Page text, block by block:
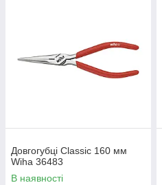
Довгогубці Classic 160 мм
Wiha 36483
В наявності